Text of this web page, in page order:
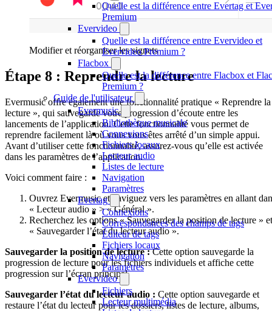
Quelle est la différence entre Evertag et
Premium
Evervideo
Quelle est la différence entre Evervideo et
Evervideo Premium ?
Flacbox
Quelle est la différence entre Flacbox et
Premium ?
Guide de l'utilisateur
Evermusic
Bibliothèque musicale
Connexions
Fichiers locaux
Lecteur audio
Listes de lecture
Navigation
Paramètres
Evertag
Connexions
Correspondances des champs de tags
Éditeur de tags
Fichiers locaux
Navigation
Paramètres
Evervideo
Fichiers
Lecteur multimédia
Modifier et réorganiser les signets
Étape 8 : Reprendre la lecture
Evermusic offre également une fonctionnalité pratique « Reprendre la
lecture », qui sauvegarde votre progression d’écoute entre les
lancements de l’application. Cette fonctionnalité vous permet de
reprendre facilement là où vous vous êtes arrêté d’un simple appui.
Avant d’utiliser cette fonctionnalité, assurez-vous qu’elle est activée
dans les paramètres de l’application.
Voici comment faire :
Ouvrez Evermusic et naviguez vers les paramètres en allant
« Lecteur audio » > « Général ».
Recherchez les options « Sauvegarder la position de lecture » et
« Sauvegarder l’état du lecteur audio ».
Sauvegarder la position de lecture :Cette option sauvegarde la
progression de lecture pour les fichiers individuels et affiche cette
progression sur l’écran principal.
Sauvegarder l’état du lecteur audio : Cette option sauvegarde et
restaure l’état du lecteur pour les dossiers, listes de lecture, albums,